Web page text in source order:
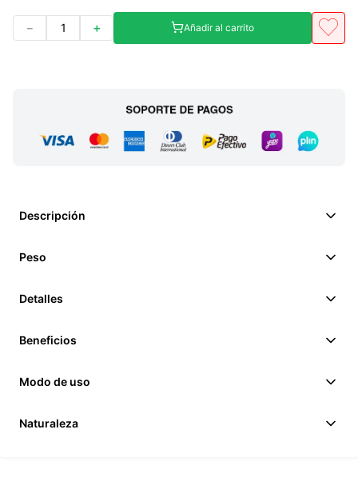
＋
－ Añadir al carrito
Descripción
Peso
Detalles
Beneficios
Modo de uso
Naturaleza